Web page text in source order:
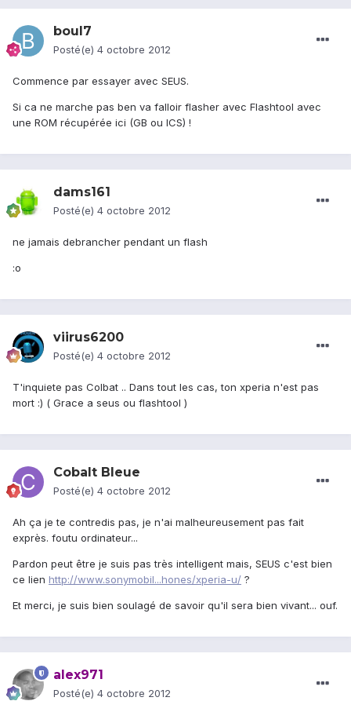
boul7
Posté(e) 4 octobre 2012
Commence par essayer avec SEUS.
Si ca ne marche pas ben va falloir flasher avec Flashtool avec
une ROM récupérée ici (GB ou ICS) !
dams161
Posté(e) 4 octobre 2012
ne jamais debrancher pendant un flash
:o
viirus6200
Posté(e) 4 octobre 2012
T'inquiete pas Colbat .. Dans tout les cas, ton xperia n'est pas
mort :) ( Grace a seus ou flashtool )
Cobalt Bleue
Posté(e) 4 octobre 2012
Ah ça je te contredis pas, je n'ai malheureusement pas fait
exprès. foutu ordinateur...
Pardon peut être je suis pas très intelligent mais, SEUS c'est bien
ce lien http://www.sonymobil...hones/xperia-u/ ?
Et merci, je suis bien soulagé de savoir qu'il sera bien vivant... ouf.
alex971
Posté(e) 4 octobre 2012